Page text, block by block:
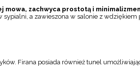
mowa, zachwyca prostotą i
a zawieszona w salonie z
Firana posiada również tunel